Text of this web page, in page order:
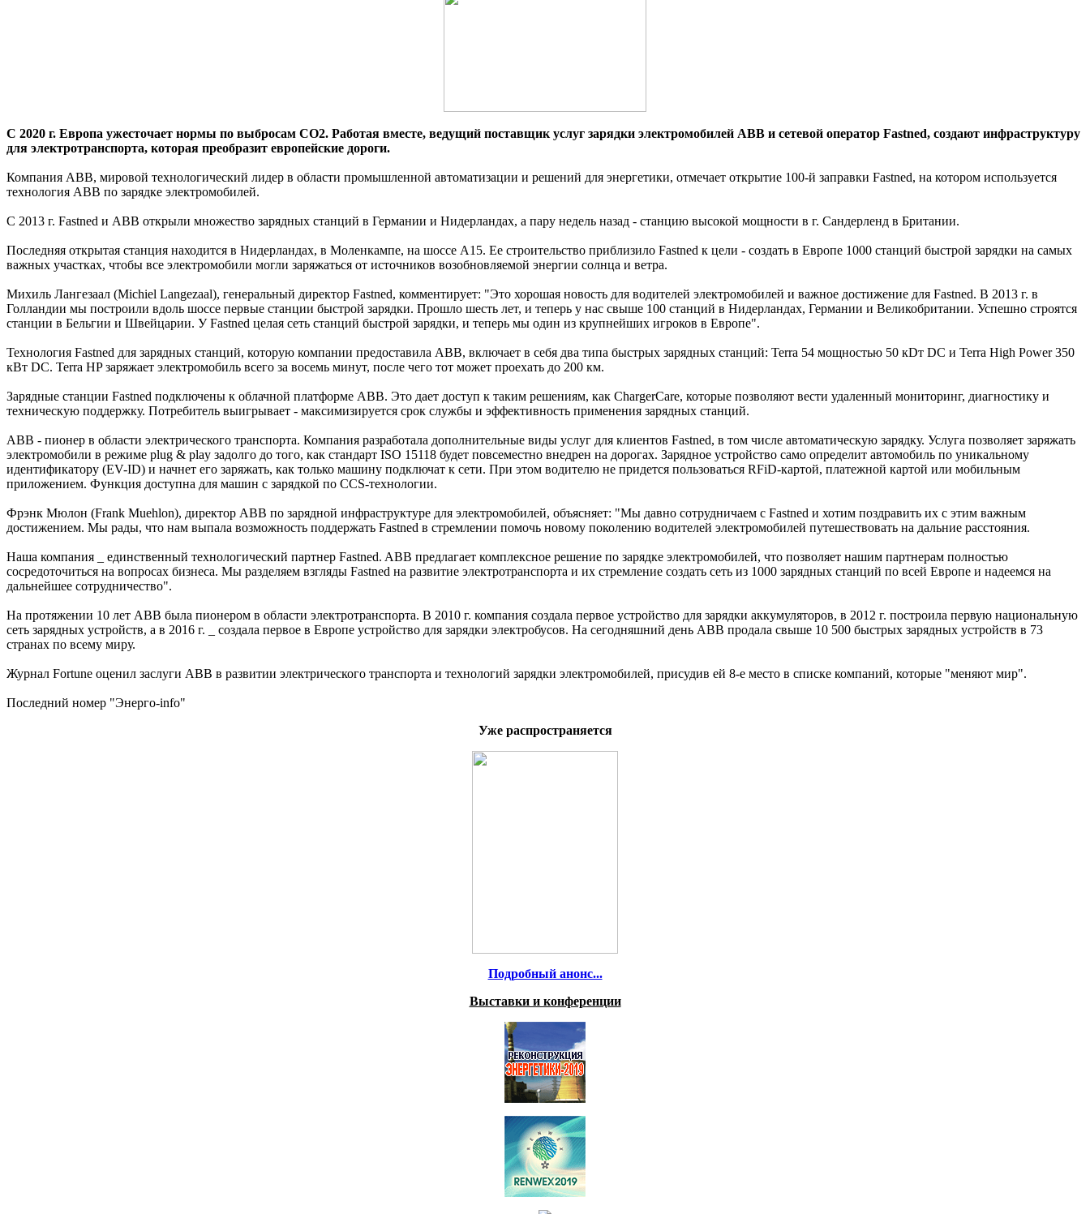
С 2020 г. Европа ужесточает нормы по выбросам CO2. Работая вместе, ведущий поставщик услуг зарядки электромобилей ABB и сетевой оператор Fastned, создают инфраструктуру
для электротранспорта, которая преобразит европейские дороги.
Компания ABB, мировой технологический лидер в области промышленной автоматизации и решений для энергетики, отмечает открытие 100-й заправки Fastned, на котором используется
технология ABB по зарядке электромобилей.
С 2013 г. Fastned и ABB открыли множество зарядных станций в Германии и Нидерландах, а пару недель назад - станцию высокой мощности в г. Сандерленд в Британии.
Последняя открытая станция находится в Нидерландах, в Моленкампе, на шоссе A15. Ее строительство приблизило Fastned к цели - создать в Европе 1000 станций быстрой зарядки на самых
важных участках, чтобы все электромобили могли заряжаться от источников возобновляемой энергии солнца и ветра.
Михиль Лангезаал (Michiel Langezaal), генеральный директор Fastned, комментирует: "Это хорошая новость для водителей электромобилей и важное достижение для Fastned. В 2013 г. в
Голландии мы построили вдоль шоссе первые станции быстрой зарядки. Прошло шесть лет, и теперь у нас свыше 100 станций в Нидерландах, Германии и Великобритании. Успешно строятся
станции в Бельгии и Швейцарии. У Fastned целая сеть станций быстрой зарядки, и теперь мы один из крупнейших игроков в Европе".
Технология Fastned для зарядных станций, которую компании предоставила ABB, включает в себя два типа быстрых зарядных станций: Terra 54 мощностью 50 кDт DC и Terra High Power 350
кВт DC. Terra HP заряжает электромобиль всего за восемь минут, после чего тот может проехать до 200 км.
Зарядные станции Fastned подключены к облачной платформе ABB. Это дает доступ к таким решениям, как ChargerCare, которые позволяют вести удаленный мониторинг, диагностику и
техническую поддержку. Потребитель выигрывает - максимизируется срок службы и эффективность применения зарядных станций.
ABB - пионер в области электрического транспорта. Компания разработала дополнительные виды услуг для клиентов Fastned, в том числе автоматическую зарядку. Услуга позволяет заряжать
электромобили в режиме plug & play задолго до того, как стандарт ISO 15118 будет повсеместно внедрен на дорогах. Зарядное устройство само определит автомобиль по уникальному
идентификатору (EV-ID) и начнет его заряжать, как только машину подключат к сети. При этом водителю не придется пользоваться RFiD-картой, платежной картой или мобильным
приложением. Функция доступна для машин с зарядкой по CCS-технологии.
Фрэнк Мюлон (Frank Muehlon), директор ABB по зарядной инфраструктуре для электромобилей, объясняет: "Мы давно сотрудничаем с Fastned и хотим поздравить их с этим важным
достижением. Мы рады, что нам выпала возможность поддержать Fastned в стремлении помочь новому поколению водителей электромобилей путешествовать на дальние расстояния.
Наша компания _ единственный технологический партнер Fastned. ABB предлагает комплексное решение по зарядке электромобилей, что позволяет нашим партнерам полностью
сосредоточиться на вопросах бизнеса. Мы разделяем взгляды Fastned на развитие электротранспорта и их стремление создать сеть из 1000 зарядных станций по всей Европе и надеемся на
дальнейшее сотрудничество".
На протяжении 10 лет ABB была пионером в области электротранспорта. В 2010 г. компания создала первое устройство для зарядки аккумуляторов, в 2012 г. построила первую национальную
сеть зарядных устройств, а в 2016 г. _ создала первое в Европе устройство для зарядки электробусов. На сегодняшний день ABB продала свыше 10 500 быстрых зарядных устройств в 73
странах по всему миру.
Журнал Fortune оценил заслуги ABB в развитии электрического транспорта и технологий зарядки электромобилей, присудив ей 8-е место в списке компаний, которые "меняют мир".
Последний номер "Энерго-info"
Уже распространяется
Подробный анонс...
Выставки и конференции